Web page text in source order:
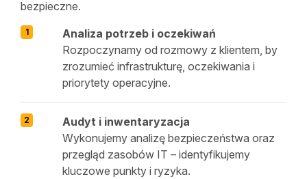
bezpieczne.
Analiza potrzeb i oczekiwań
Rozpoczynamy od rozmowy z klientem, by
zrozumieć infrastrukturę, oczekiwania i
priorytety operacyjne.
Audyt i inwentaryzacja
Wykonujemy analizę bezpieczeństwa oraz
przegląd zasobów IT – identyfikujemy
kluczowe punkty i ryzyka.